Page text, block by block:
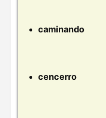
caminando
cencerro